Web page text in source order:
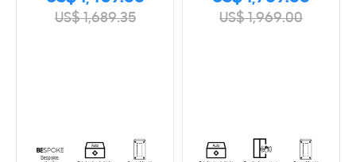
Cu.fc., 640L
RS23CB760A7NAP
US$ 1,689.35
Cu.fc., 793L
RS28CB760A7NAP
US$ 1,969.00